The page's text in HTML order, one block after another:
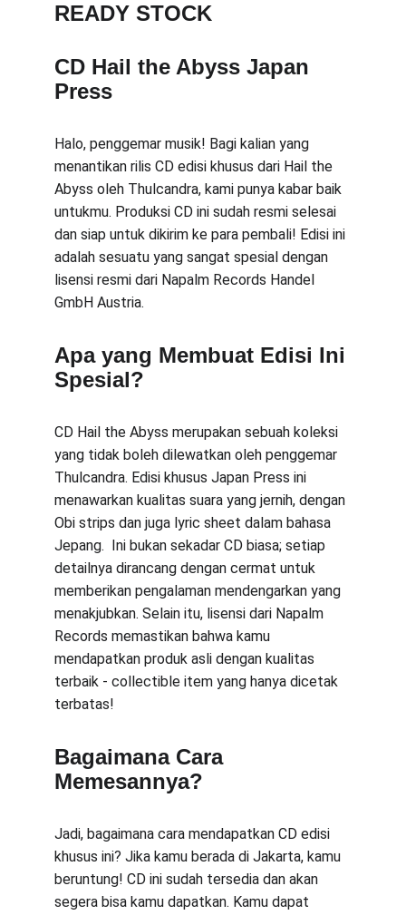
READY STOCK
CD Hail the Abyss Japan
Press
Halo, penggemar musik! Bagi kalian yang
menantikan rilis CD edisi khusus dari Hail the
Abyss oleh Thulcandra, kami punya kabar baik
untukmu. Produksi CD ini sudah resmi selesai
dan siap untuk dikirim ke para pembali! Edisi ini
adalah sesuatu yang sangat spesial dengan
lisensi resmi dari Napalm Records Handel
GmbH Austria.
Apa yang Membuat Edisi Ini
Spesial?
CD Hail the Abyss merupakan sebuah koleksi
yang tidak boleh dilewatkan oleh penggemar
Thulcandra. Edisi khusus Japan Press ini
menawarkan kualitas suara yang jernih, dengan
Obi strips dan juga lyric sheet dalam bahasa
Jepang.  Ini bukan sekadar CD biasa; setiap
detailnya dirancang dengan cermat untuk
memberikan pengalaman mendengarkan yang
menakjubkan. Selain itu, lisensi dari Napalm
Records memastikan bahwa kamu
mendapatkan produk asli dengan kualitas
terbaik - collectible item yang hanya dicetak
terbatas!
Bagaimana Cara
Memesannya?
Jadi, bagaimana cara mendapatkan CD edisi
khusus ini? Jika kamu berada di Jakarta, kamu
beruntung! CD ini sudah tersedia dan akan
segera bisa kamu dapatkan. Kamu dapat